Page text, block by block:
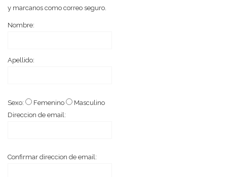
y marcanos como correo seguro.
Nombre:
Apellido:
Sexo: Femenino
Masculino
Direccion de email:
Confirmar direccion de email: